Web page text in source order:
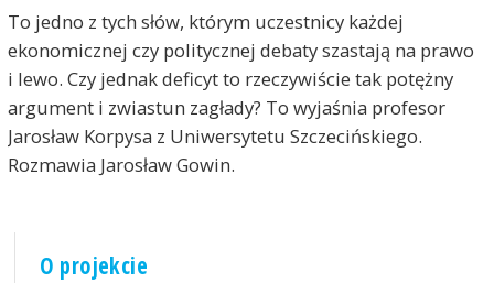
To jedno z tych słów, którym uczestnicy każdej
ekonomicznej czy politycznej debaty szastają na prawo
i lewo. Czy jednak deficyt to rzeczywiście tak potężny
argument i zwiastun zagłady? To wyjaśnia profesor
Jarosław Korpysa z Uniwersytetu Szczecińskiego.
Rozmawia Jarosław Gowin.
O projekcie